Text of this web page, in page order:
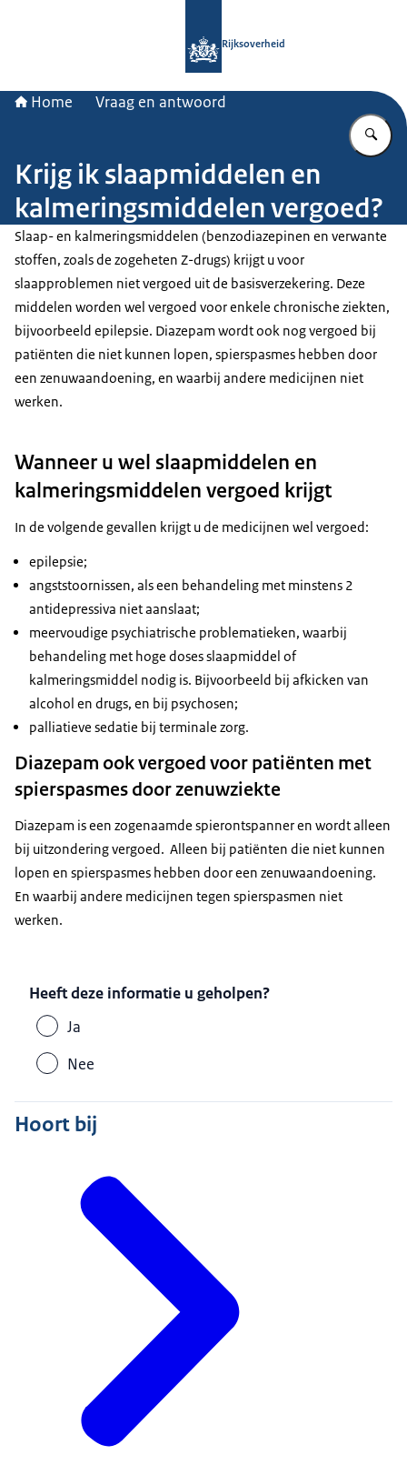
Rijksoverheid
Home Vraag en antwoord
Krijg ik slaapmiddelen en
kalmeringsmiddelen vergoed?
Slaap- en kalmeringsmiddelen (benzodiazepinen en verwante
stoffen, zoals de zogeheten Z-drugs) krijgt u voor
slaapproblemen niet vergoed uit de basisverzekering. Deze
middelen worden wel vergoed voor enkele chronische ziekten,
bijvoorbeeld epilepsie. Diazepam wordt ook nog vergoed bij
patiënten die niet kunnen lopen, spierspasmes hebben door
een zenuwaandoening, en waarbij andere medicijnen niet
werken.
Wanneer u wel slaapmiddelen en
kalmeringsmiddelen vergoed krijgt
In de volgende gevallen krijgt u de medicijnen wel vergoed:
epilepsie;
angststoornissen, als een behandeling met minstens 2
antidepressiva niet aanslaat;
meervoudige psychiatrische problematieken, waarbij
behandeling met hoge doses slaapmiddel of
kalmeringsmiddel nodig is. Bijvoorbeeld bij afkicken van
alcohol en drugs, en bij psychosen;
palliatieve sedatie bij terminale zorg.
Diazepam ook vergoed voor patiënten met
spierspasmes door zenuwziekte
Diazepam is een zogenaamde spierontspanner en wordt alleen
bij uitzondering vergoed. Alleen bij patiënten die niet kunnen
lopen en spierspasmes hebben door een zenuwaandoening.
En waarbij andere medicijnen tegen spierspasmen niet
werken.
Heeft deze informatie u geholpen?
Ja
Nee
Hoort bij